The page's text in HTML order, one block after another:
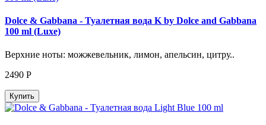
Dolce & Gabbana - Туалетная вода K by Dolce and Gabbana
100 ml (Luxe)
Верхние ноты: можжевельник, лимон, апельсин, цитру..
2490 Р
Купить